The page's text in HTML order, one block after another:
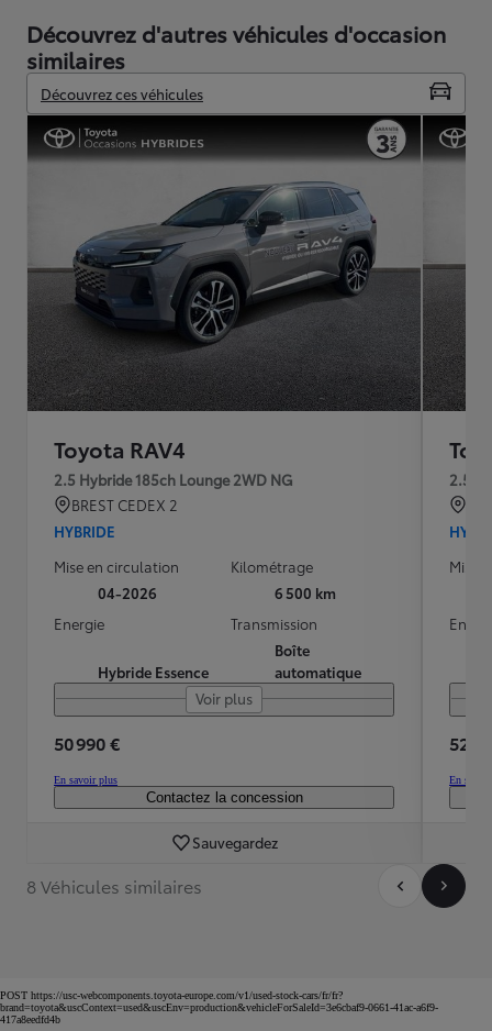
Découvrez d'autres véhicules d'occasion
similaires
Découvrez ces véhicules
Toyota RAV4
2.5 Hybride 185ch Lounge 2WD NG
BREST CEDEX 2
HYBRIDE
Mise en circulation
04-2026
Kilométrage
6 500 km
Energie
Hybride Essence
Transmission
Boîte
automatique
Voir plus
50 990 €
En savoir plus
Contactez la concession
Sauvegardez
2.5
Mise
52
En
8 Véhicules similaires
POST https://usc-webcomponents.toyota-europe.com/v1/used-stock-cars/fr/fr?
brand=toyota&uscContext=used&uscEnv=production&vehicleForSaleId=3e6cbaf9-0661-41ac-a6f9-
417a8eedfd4b